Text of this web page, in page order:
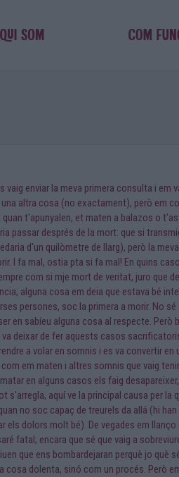
enviar la meva primera consulta i
altra cosa (no exactament), però
t'apunyalen, et maten a balazos o
passar després de la mort: que si
d'un quilòmetre de llarg), però la
I fa mal, ostia pta si fa mal! En quins
com si mje mort de veritat, juro que
alguna cosa em deia que estava bé
persones, soc la primera a morir.
en sabíeu alguna cosa al respecte.
deixar de fer aquests casos
a volar en somnis i es va convertir
em maten i altres somnis que vaig
en alguns casos els faig
aquí ve la principal causa per
no soc capaç de treurels da allá (hi
dolors molt bé). De vegades em
fatal; encara que sé que vaig a
que ens bombardejaran perquè jo
dolenta, sinó com un procés. Però